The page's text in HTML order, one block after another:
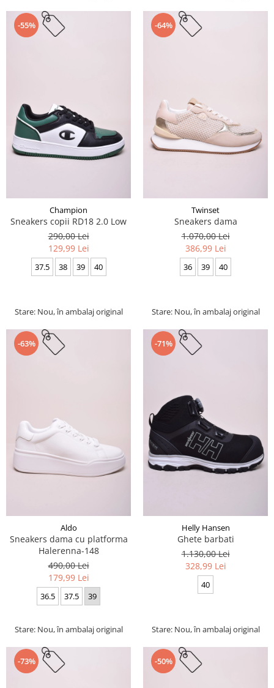
-55%
Champion
Sneakers copii RD18 2.0 Low
290,00 Lei
129,99 Lei
37.5 38 39 40
Stare: Nou, în ambalaj original
-64%
Twinset
Sneakers dama
1.070,00 Lei
386,99 Lei
36 39 40
Stare: Nou, în ambalaj original
-63%
Aldo
Sneakers dama cu platforma
Halerenna-148
490,00 Lei
179,99 Lei
36.5 37.5 39
Stare: Nou, în ambalaj original
-71%
Helly Hansen
Ghete barbati
1.130,00 Lei
328,99 Lei
40
Stare: Nou, în ambalaj original
-73% -50%